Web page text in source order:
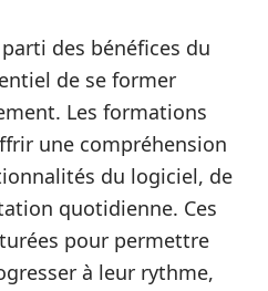
des bénéfices du
de se former
Les formations
une compréhension
du logiciel, de
quotidienne. Ces
pour permettre
à leur rythme,